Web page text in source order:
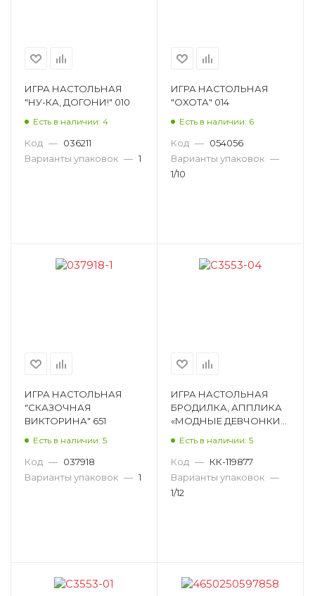
ИГРА НАСТОЛЬНАЯ
"НУ-КА, ДОГОНИ!" 010
Есть в наличии: 4
Код — 036211
Варианты упаковок — 1
ИГРА НАСТОЛЬНАЯ
"ОХОТА" 014
Есть в наличии: 6
Код — 054056
Варианты упаковок —
1/10
ИГРА НАСТОЛЬНАЯ
"СКАЗОЧНАЯ
ВИКТОРИНА" 651
Есть в наличии: 5
Код — 037918
Варианты упаковок — 1
ИГРА НАСТОЛЬНАЯ
БРОДИЛКА, АППЛИКА
«МОДНЫЕ ДЕВЧОНКИ»
Есть в наличии: 5
Код — КК-119877
Варианты упаковок —
1/12